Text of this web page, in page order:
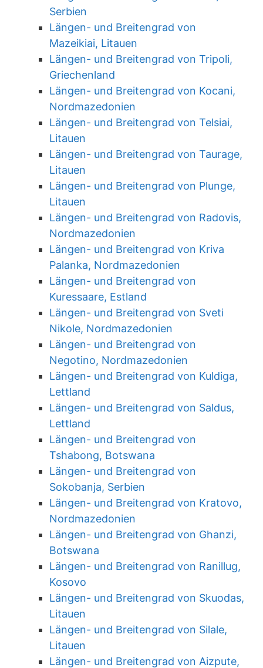
Serbien
Längen- und Breitengrad von
Mazeikiai, Litauen
Längen- und Breitengrad von Tripoli,
Griechenland
Längen- und Breitengrad von Kocani,
Nordmazedonien
Längen- und Breitengrad von Telsiai,
Litauen
Längen- und Breitengrad von Taurage,
Litauen
Längen- und Breitengrad von Plunge,
Litauen
Längen- und Breitengrad von Radovis,
Nordmazedonien
Längen- und Breitengrad von Kriva
Palanka, Nordmazedonien
Längen- und Breitengrad von
Kuressaare, Estland
Längen- und Breitengrad von Sveti
Nikole, Nordmazedonien
Längen- und Breitengrad von
Negotino, Nordmazedonien
Längen- und Breitengrad von Kuldiga,
Lettland
Längen- und Breitengrad von Saldus,
Lettland
Längen- und Breitengrad von
Tshabong, Botswana
Längen- und Breitengrad von
Sokobanja, Serbien
Längen- und Breitengrad von Kratovo,
Nordmazedonien
Längen- und Breitengrad von Ghanzi,
Botswana
Längen- und Breitengrad von Ranillug,
Kosovo
Längen- und Breitengrad von Skuodas,
Litauen
Längen- und Breitengrad von Silale,
Litauen
Längen- und Breitengrad von Aizpute,